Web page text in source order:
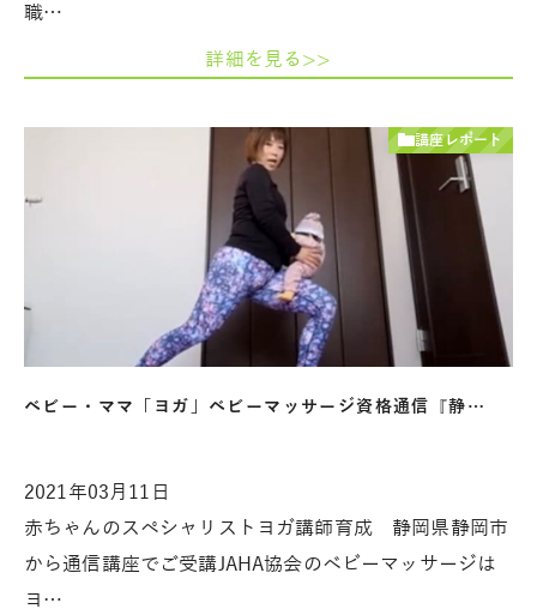
職…
詳細を見る>>
講座レポート
ベビー・ママ「ヨガ」ベビーマッサージ資格通信『静…
2021年03月11日
赤ちゃんのスペシャリストヨガ講師育成 静岡県静岡市
から通信講座でご受講JAHA協会のベビーマッサージは
ヨ…